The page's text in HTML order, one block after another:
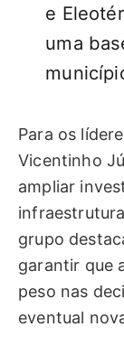
e
uma
Para os
Vicentinho
ampliar
grupo
garantir que
peso nas
eventual